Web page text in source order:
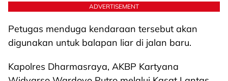
ADVERTISEMENT
Petugas menduga kendaraan tersebut akan
digunakan untuk balapan liar di jalan baru.
Kapolres Dharmasraya, AKBP Kartyana